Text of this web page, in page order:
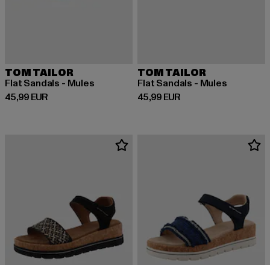
TOM TAILOR
Flat Sandals - Mules
45,99 EUR
Derzeitiger Preis: 45,99 EUR
TOM TAILOR
Flat Sandals - Mules
45,99 EUR
Derzeitiger Preis: 45,99 EUR